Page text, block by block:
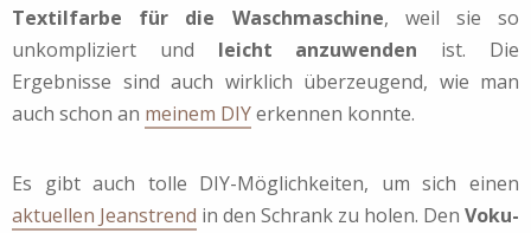
Textilfarbe für die Waschmaschine, weil sie so
unkompliziert und leicht anzuwenden ist. Die
Ergebnisse sind auch wirklich überzeugend, wie man
auch schon an meinem DIYerkennen konnte.
Es gibt auch tolle DIY-Möglichkeiten, um sich einen
aktuellen Jeanstrend in den Schrank zu holen. Den Voku-